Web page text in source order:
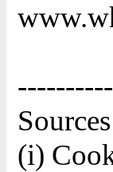
Sources
(i)